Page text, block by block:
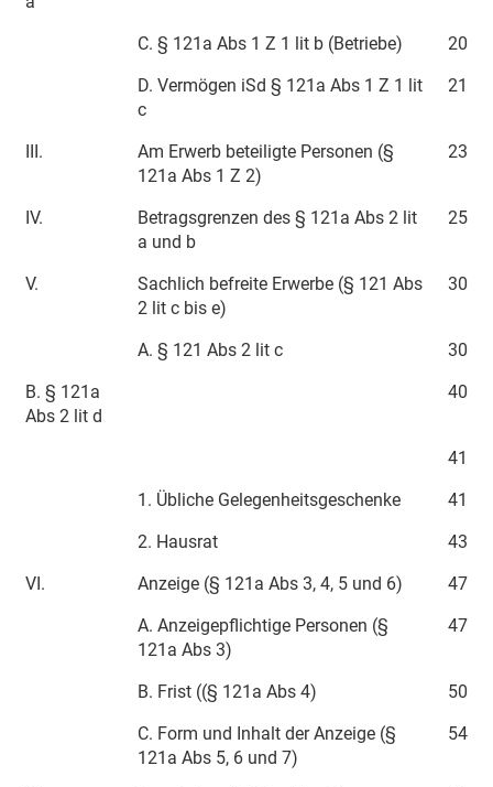
C. § 121a Abs 1 Z 1 lit b (Betriebe)
20
D. Vermögen iSd § 121a Abs 1 Z 1 lit
c
21
III.
Am Erwerb beteiligte Personen (§
121a Abs 1 Z 2)
23
IV.
Betragsgrenzen des § 121a Abs 2 lit
a und b
25
V.
Sachlich befreite Erwerbe (§ 121 Abs
2 lit c bis e)
30
A. § 121 Abs 2 lit c
30
B. § 121a
Abs 2 lit d
40
41
1. Übliche Gelegenheitsgeschenke
41
2. Hausrat
43
VI.
Anzeige (§ 121a Abs 3, 4, 5 und 6)
47
A. Anzeigepflichtige Personen (§
121a Abs 3)
47
B. Frist ((§ 121a Abs 4)
50
C. Form und Inhalt der Anzeige (§
121a Abs 5, 6 und 7)
54